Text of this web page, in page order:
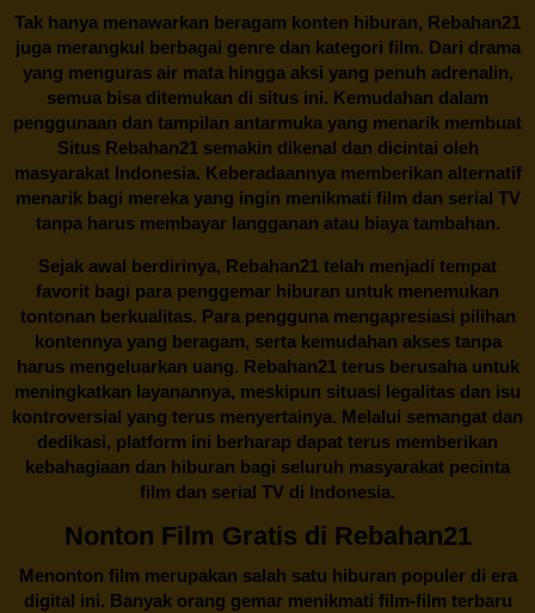
Tak hanya menawarkan beragam konten hiburan, Rebahan21
juga merangkul berbagai genre dan kategori film. Dari drama
yang menguras air mata hingga aksi yang penuh adrenalin,
semua bisa ditemukan di situs ini. Kemudahan dalam
penggunaan dan tampilan antarmuka yang menarik membuat
Situs Rebahan21semakin dikenal dan dicintai oleh
masyarakat Indonesia. Keberadaannya memberikan alternatif
menarik bagi mereka yang ingin menikmati film dan serial TV
tanpa harus membayar langganan atau biaya tambahan.
Sejak awal berdirinya, Rebahan21 telah menjadi tempat
favorit bagi para penggemar hiburan untuk menemukan
tontonan berkualitas. Para pengguna mengapresiasi pilihan
kontennya yang beragam, serta kemudahan akses tanpa
harus mengeluarkan uang. Rebahan21terus berusaha untuk
meningkatkan layanannya, meskipun situasi legalitas dan isu
kontroversial yang terus menyertainya. Melalui semangat dan
dedikasi, platform ini berharap dapat terus memberikan
kebahagiaan dan hiburan bagi seluruh masyarakat pecinta
film dan serial TV di Indonesia.
Nonton Film Gratis di Rebahan21
Menonton film merupakan salah satu hiburan populer di era
digital ini. Banyak orang gemar menikmati film-film terbaru